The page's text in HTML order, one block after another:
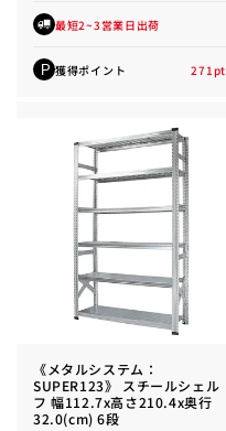
最短2~3営業日出荷
P 獲得ポイント 271 pt
《メタルシステム：
SUPER123》 スチールシェル
フ 幅112.7x高さ210.4x奥行
32.0(cm) 6段